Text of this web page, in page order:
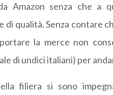
Amazon senza che a
di qualità. Senza contare
la merce non
di undici italiani) per
filiera si sono